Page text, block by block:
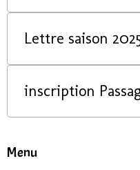
Lettre saison
Menu